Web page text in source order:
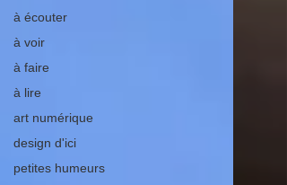
à écouter
à voir
à faire
à lire
art numérique
design d'ici
petites humeurs